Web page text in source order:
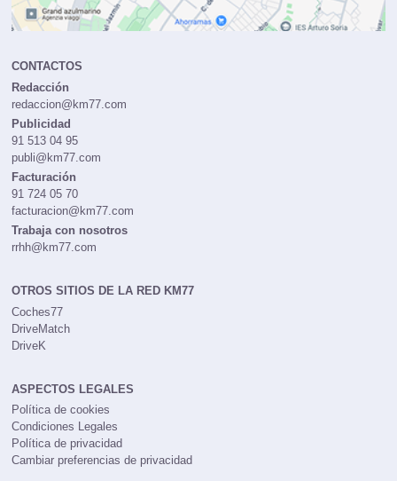
CONTACTOS
Redacción
redaccion@km77.com
Publicidad
91 513 04 95
publi@km77.com
Facturación
91 724 05 70
facturacion@km77.com
Trabaja con nosotros
rrhh@km77.com
OTROS SITIOS DE LA RED KM77
Coches77
DriveMatch
DriveK
ASPECTOS LEGALES
Política de cookies
Condiciones Legales
Política de privacidad
Cambiar preferencias de privacidad